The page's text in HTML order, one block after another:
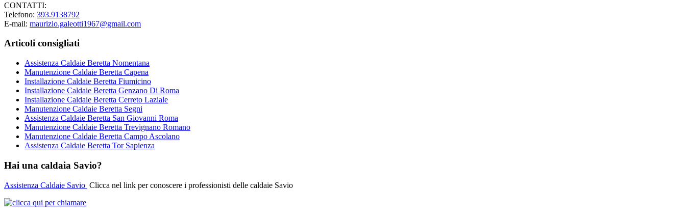
CONTATTI:
Telefono: 393.9138792
E-mail: maurizio.galeotti1967@gmail.com
Articoli consigliati
Assistenza Caldaie Beretta Nomentana
Manutenzione Caldaie Beretta Capena
Installazione Caldaie Beretta Fiumicino
Installazione Caldaie Beretta Genzano Di Roma
Installazione Caldaie Beretta Cerreto Laziale
Manutenzione Caldaie Beretta Segni
Assistenza Caldaie Beretta San Giovanni Roma
Manutenzione Caldaie Beretta Trevignano Romano
Manutenzione Caldaie Beretta Campo Ascolano
Assistenza Caldaie Beretta Tor Sapienza
Hai una caldaia Savio?
Assistenza Caldaie Savio Clicca nel link per conoscere i professionisti delle caldaie Savio